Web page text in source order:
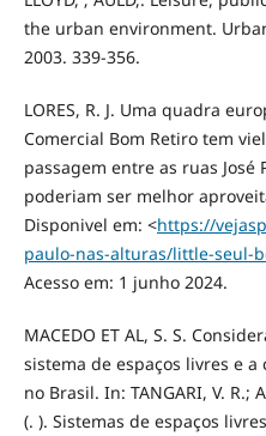
the urban environment.
2003. 339-356.
LORES, R. J. Uma quadra
Comercial Bom Retiro tem
passagem entre as ruas José
poderiam ser melhor
Disponivel em: <https://
paulo-nas-alturas/little-seul-
Acesso em: 1 junho 2024.
MACEDO ET AL, S. S.
sistema de espaços livres e
no Brasil. In: TANGARI, V. R.;
(. ). Sistemas de espaços